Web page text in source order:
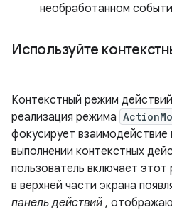
необработанном
Используйте
Контекстный режим
реализация режима
фокусирует взаимодействие
выполнении контекстных
пользователь включает
в верхней части экрана
панель действий ,